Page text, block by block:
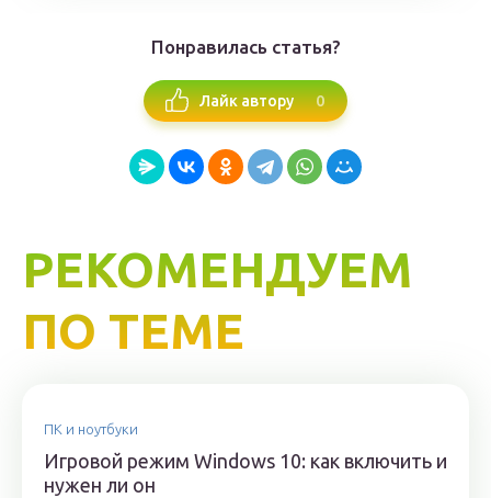
Понравилась статья?
Лайк автору 0
РЕКОМЕНДУЕМ
ПО ТЕМЕ
ПК и ноутбуки
Игровой режим Windows 10: как включить и
нужен ли он